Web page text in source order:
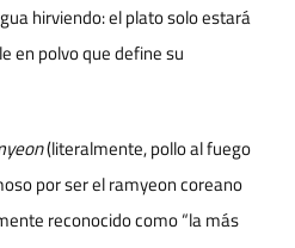
hirviendo: el plato solo estará
en polvo que define su
(literalmente, pollo al fuego
por ser el ramyeon coreano
reconocido como “la más